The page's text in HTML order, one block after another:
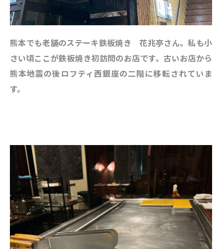
熊本でも老舗のステーキ鉄板焼き 花兆亭さん。私も小
さい頃ここが鉄板焼き初訪問のお店です。古いお店から
熊本地震の後ロフティ西銀座の二階に移転されていま
す。